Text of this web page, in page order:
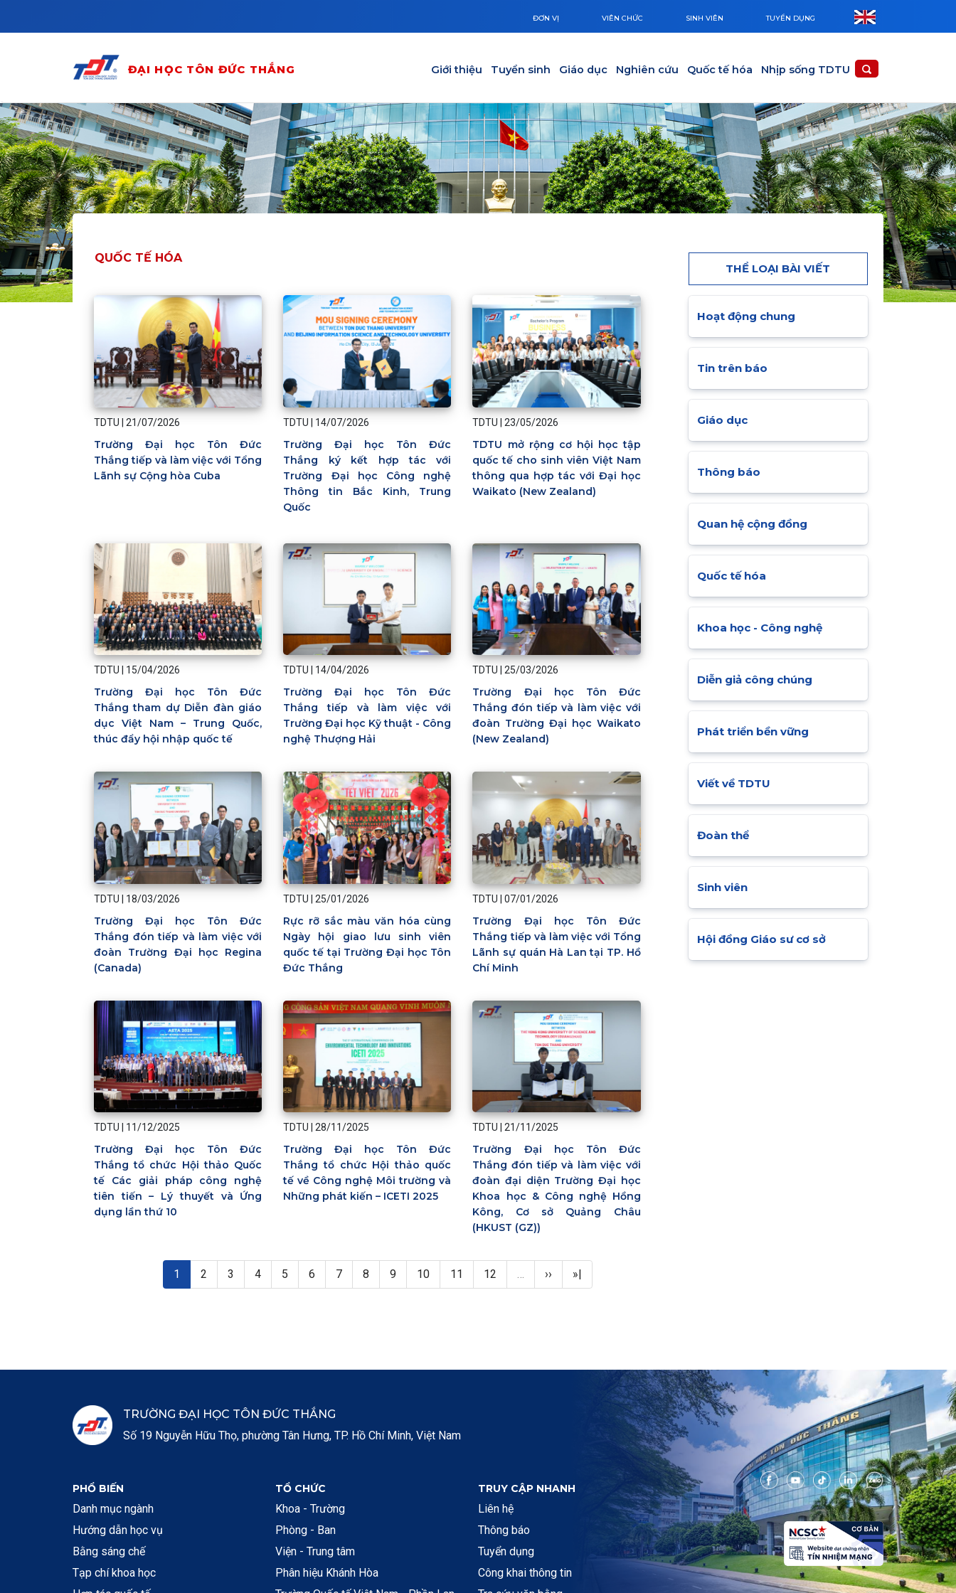
ĐƠN VỊ VIÊN CHỨC SINH VIÊN TUYỂN DỤNG
ĐẠI HỌC TÔN ĐỨC THẮNG Giới thiệu Tuyển sinh Giáo dục Nghiên cứu Quốc tế hóa Nhịp sống TDTU
QUỐC TẾ HÓA
TDTU | 21/07/2026
Trường Đại học Tôn Đức
Thắng tiếp và làm việc với Tổng
Lãnh sự Cộng hòa Cuba
TDTU | 14/07/2026
Trường Đại học Tôn Đức
Thắng ký kết hợp tác với
Trường Đại học Công nghệ
Thông tin Bắc Kinh, Trung
Quốc
TDTU |23/05/2026
TDTU mở rộng cơ hội học tập
quốc tế cho sinh viên Việt Nam
thông qua hợp tác với Đại học
Waikato (New Zealand)
TDTU 15/04/2026
Trường Đại học Tôn Đức
Thắng tham dự Diễn đàn giáo
dục Việt Nam – Trung Quốc,
thúc đẩy hội nhập quốc tế
TDTU 14/04/2026
Trường Đại học Tôn Đức
Thắng tiếp và làm việc với
Trường Đại học Kỹ thuật - Công
nghệ Thượng Hải
TDTU |25/03/2026
Trường Đại học Tôn Đức
Thắng đón tiếp và làm việc với
đoàn Trường Đại học Waikato
(New Zealand)
TDTU 18/03/2026
Trường Đại học Tôn Đức
Thắng đón tiếp và làm việc với
đoàn Trường Đại học Regina
(Canada)
TDTU |25/01/2026
Rực rỡ sắc màu văn hóa cùng
Ngày hội giao lưu sinh viên
quốc tế tại Trường Đại học Tôn
Đức Thắng
TDTU |07/01/2026
Trường Đại học Tôn Đức
Thắng tiếp và làm việc với Tổng
Lãnh sự quán Hà Lan tại TP. Hồ
Chí Minh
TDTU 11/12/2025
Trường Đại học Tôn Đức
Thắng tổ chức Hội thảo Quốc
tế Các giải pháp công nghệ
tiên tiến – Lý thuyết và Ứng
dụng lần thứ 10
TDTU |28/11/2025
Trường Đại học Tôn Đức
Thắng tổ chức Hội thảo quốc
tế về Công nghệ Môi trường và
Những phát kiến – ICETI 2025
TDTU |21/11/2025
Trường Đại học Tôn Đức
Thắng đón tiếp và làm việc với
đoàn đại diện Trường Đại học
Khoa học & Công nghệ Hồng
Kông, Cơ sở Quảng Châu
(HKUST (GZ))
Trang hiện thời
1 Page
2 Page
3 Page
4 Page
5 Page
6 Page
7 Page
8 Page
9 Page
10 Page
11 Page
12 … Next page
›› Last page
»|
THỂ LOẠI BÀI VIẾT
Hoạt động chung
Tin trên báo
Giáo dục
Thông báo
Quan hệ cộng đồng
Quốc tế hóa
Khoa học - Công nghệ
Diễn giả công chúng
Phát triển bền vững
Viết về TDTU
Đoàn thể
Sinh viên
Hội đồng Giáo sư cơ sở
TRƯỜNG ĐẠI HỌC TÔN ĐỨC THẮNG
Số 19 Nguyễn Hữu Thọ, phường Tân Hưng, TP. Hồ Chí Minh, Việt Nam
PHỔ BIẾN
Danh mục ngành
Hướng dẫn học vụ
Bằng sáng chế
Tạp chí khoa học
TỔ CHỨC
Khoa - Trường
Phòng - Ban
Viện - Trung tâm
Phân hiệu Khánh Hòa
TRUY CẬP NHANH
Liên hệ
Thông báo
Tuyển dụng
Công khai thông tin